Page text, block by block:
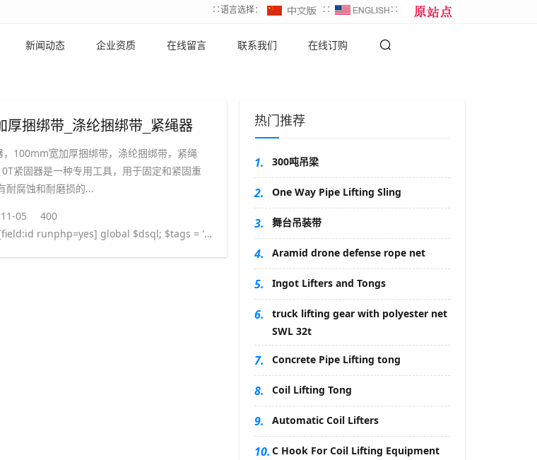
∷语言选择： ∷ ∷
新闻动态 企业资质 在线留言 联系我们 在线订购
厚捆绑带_涤纶捆绑带_紧绳器
100mm宽加厚捆绑带，涤纶捆绑带，紧绳
紧固器是一种专用工具，用于固定和紧固重
耐腐蚀和耐磨损的...
05
400
[field:id runphp=yes] global $dsql; $tags = ''; $query = "SELECT tag FROM `#@__taglist` WHERE aid='@me' "; $dsql->Execute('tag',$query); while($row = $dsql->GetArray('tag')) { $tags .= "#
热门推荐
1. 300吨吊梁
2. One Way Pipe Lifting Sling
3. 舞台吊装带
4. Aramid drone defense rope net
5. Ingot Lifters and Tongs
6.
truck lifting gear with polyester net
SWL 32t
7. Concrete Pipe Lifting tong
8. Coil Lifting Tong
9. Automatic Coil Lifters
10. C Hook For Coil Lifting Equipment